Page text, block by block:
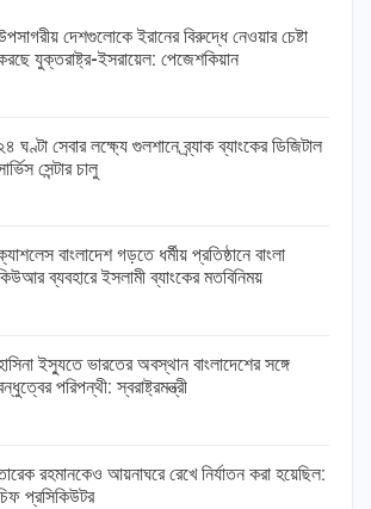
দেশগুলোকে ইরানের বিরুদ্ধে নেওয়ার চেষ্টা
যুক্তরাষ্ট্র-ইসরায়েল: পেজেশকিয়ান
ঘণ্টা সেবার লক্ষ্যে গুলশানে ব্র্যাক ব্যাংকের ডিজিটাল
সেন্টার চালু
বাংলাদেশ গড়তে ধর্মীয় প্রতিষ্ঠানে বাংলা
ব্যবহারে ইসলামী ব্যাংকের মতবিনিময়
ইস্যুতে ভারতের অবস্থান বাংলাদেশের সঙ্গে
পরিপন্থী: স্বরাষ্ট্রমন্ত্রী
রহমানকেও আয়নাঘরে রেখে নির্যাতন করা হয়েছিল:
প্রসিকিউটর